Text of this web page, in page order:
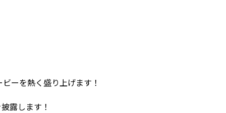
ーを熱く盛り上げます！
露します！